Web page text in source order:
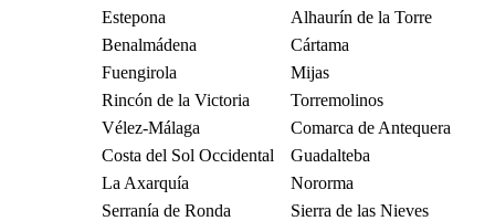
Estepona
Alhaurín de la Torre
Benalmádena
Cártama
Fuengirola
Mijas
Rincón de la Victoria
Torremolinos
Vélez-Málaga
Comarca de Antequera
Costa del Sol Occidental
Guadalteba
La Axarquía
Nororma
Serranía de Ronda
Sierra de las Nieves